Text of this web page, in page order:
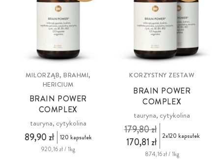
MIŁORZĄB, BRAHMI,
HERICIUM
BRAIN POWER
COMPLEX
tauryna, cytykolina
89,90 zł
120 kapsułek
920,16 zł / 1kg
KORZYSTNY ZESTAW
BRAIN POWER
COMPLEX
tauryna, cytykolina
170,81 zł
179,80 zł 2x120 kapsułek
874,16 zł / 1kg